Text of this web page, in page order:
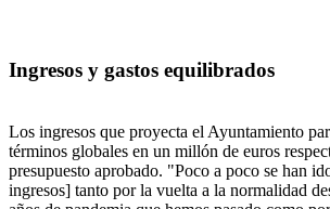
Ingresos y gastos equilibrados
Los ingresos que proyecta el Ayuntamiento
términos globales en un millón de euros
presupuesto aprobado. "Poco a poco se han
ingresos] tanto por la vuelta a la normalidad